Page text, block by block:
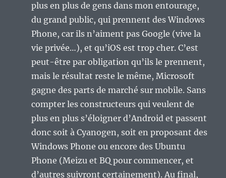
plus en plus de gens dans mon entourage,
du grand public, qui prennent des Windows
Phone, car ils n’aiment pas Google (vive la
vie privée…), et qu’iOS est trop cher. C’est
peut-être par obligation qu’ils le prennent,
mais le résultat reste le même, Microsoft
gagne des parts de marché sur mobile. Sans
compter les constructeurs qui veulent de
plus en plus s’éloigner d’Android et passent
donc soit à Cyanogen, soit en proposant des
Windows Phone ou encore des Ubuntu
Phone (Meizu et BQ pour commencer, et
d’autres suivront certainement). Au final,